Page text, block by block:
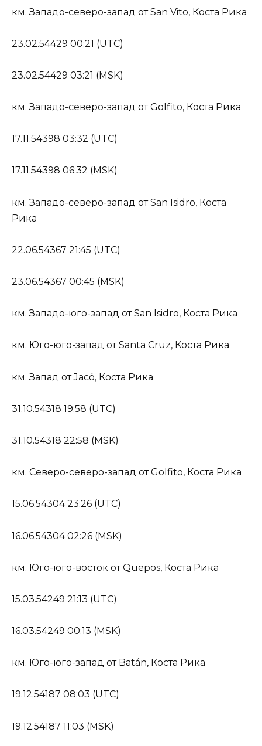
км. Западо-северо-запад от San Vito, Коста Рика
23.02.54429 00:21 (UTC)
23.02.54429 03:21 (MSK)
км. Западо-северо-запад от Golfito, Коста Рика
17.11.54398 03:32 (UTC)
17.11.54398 06:32 (MSK)
км. Западо-северо-запад от San Isidro, Коста
Рика
22.06.54367 21:45 (UTC)
23.06.54367 00:45 (MSK)
км. Западо-юго-запад от San Isidro, Коста Рика
км. Юго-юго-запад от Santa Cruz, Коста Рика
км. Запад от Jacó, Коста Рика
31.10.54318 19:58 (UTC)
31.10.54318 22:58 (MSK)
км. Северо-северо-запад от Golfito, Коста Рика
15.06.54304 23:26 (UTC)
16.06.54304 02:26 (MSK)
км. Юго-юго-восток от Quepos, Коста Рика
15.03.54249 21:13 (UTC)
16.03.54249 00:13 (MSK)
км. Юго-юго-запад от Batán, Коста Рика
19.12.54187 08:03 (UTC)
19.12.54187 11:03 (MSK)